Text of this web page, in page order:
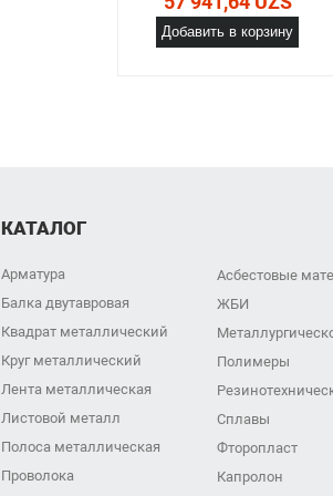
Добавить в корзину
КАТАЛОГ
Арматура
Балка двутавровая
Квадрат металлический
Круг металлический
Лента металлическая
Листовой металл
Полоса металлическая
Проволока
Асбестовые
ЖБИ
Полимеры
Сплавы
Фторопласт
Капролон